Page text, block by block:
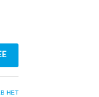
НЕТ